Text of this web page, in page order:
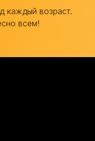
каждый возраст.
всем!